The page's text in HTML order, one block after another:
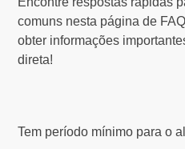
comuns nesta página de
obter informações
direta!
Tem período mínimo para o